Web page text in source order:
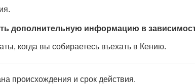
дополнительную информацию в
когда вы собираетесь въехать в Кению.
происхождения и срок действия.